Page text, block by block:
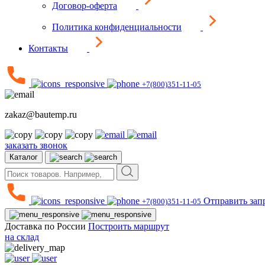
Договор-оферта
Политика конфиденциальности
Контакты
+7(800)351-11-05
zakaz@bautemp.ru
заказать звонок
Каталог
+7(800)351-11-05 Отправить
Доставка по России Построить маршрут
на склад